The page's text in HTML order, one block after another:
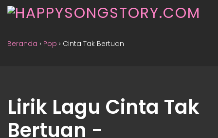
Beranda › Pop › Cinta Tak Bertuan
Lirik Lagu Cinta Tak
Bertuan -